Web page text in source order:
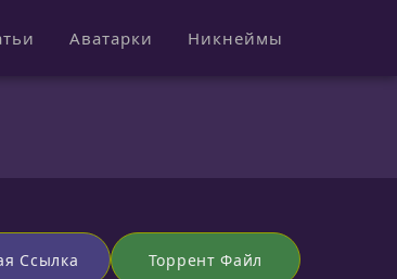
Аватарки Никнеймы
Ссылка Торрент Файл